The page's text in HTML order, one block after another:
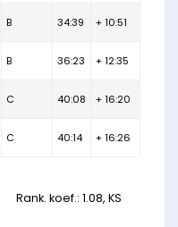
B 34:39 + 10:51
B 36:23 + 12:35
C 40:08 + 16:20
C 40:14 + 16:26
Rank. koef.: 1.08, KS